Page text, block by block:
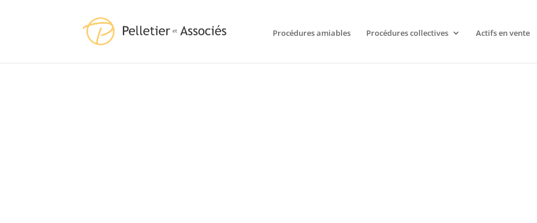
Procédures amiables Procédures collectives Actifs en vente